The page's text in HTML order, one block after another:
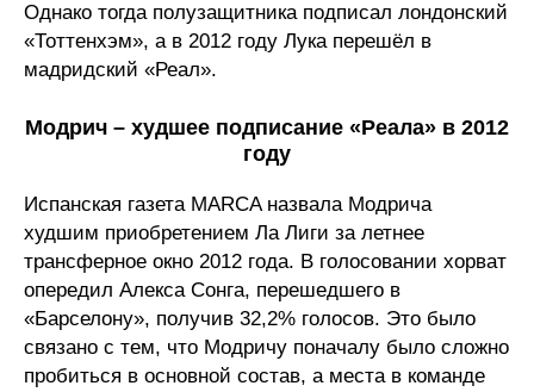
Однако тогда полузащитника подписал лондонский
«Тоттенхэм», а в 2012 году Лука перешёл в
мадридский «Реал».
Модрич – худшее подписание «Реала» в 2012
году
Испанская газета MARCA назвала Модрича
худшим приобретением Ла Лиги за летнее
трансферное окно 2012 года. В голосовании хорват
опередил Алекса Сонга, перешедшего в
«Барселону», получив 32,2% голосов. Это было
связано с тем, что Модричу поначалу было сложно
пробиться в основной состав, а места в команде